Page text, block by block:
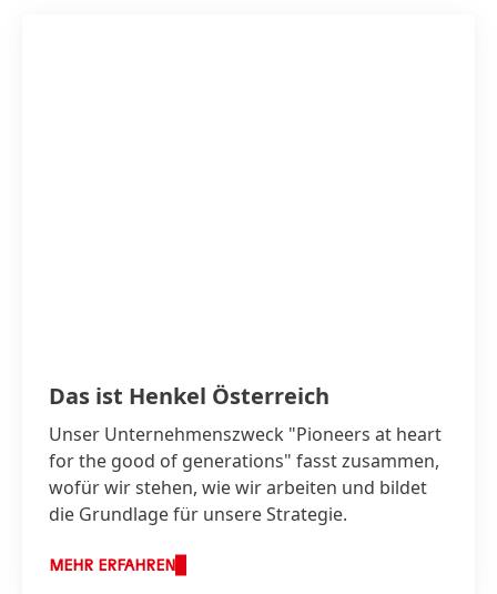
Das ist Henkel Österreich
Unser Unternehmenszweck "Pioneers at heart
for the good of generations" fasst zusammen,
wofür wir stehen, wie wir arbeiten und bildet
die Grundlage für unsere Strategie.
MEHR ERFAHREN